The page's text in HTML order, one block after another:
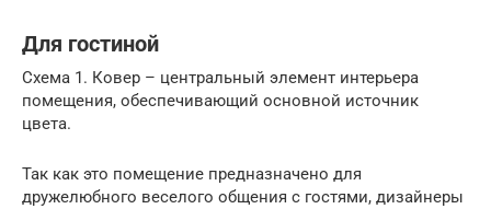
Для гостиной
Схема 1. Ковер – центральный элемент интерьера
помещения, обеспечивающий основной источник
цвета.
Так как это помещение предназначено для
дружелюбного веселого общения с гостями, дизайнеры